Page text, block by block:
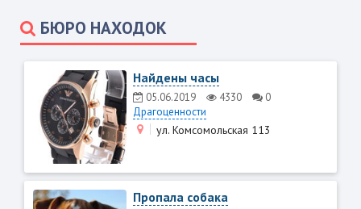
БЮРО НАХОДОК
Найдены часы
05.06.2019 4330
0
Драгоценности
ул. Комсомольская 113
Пропала собака